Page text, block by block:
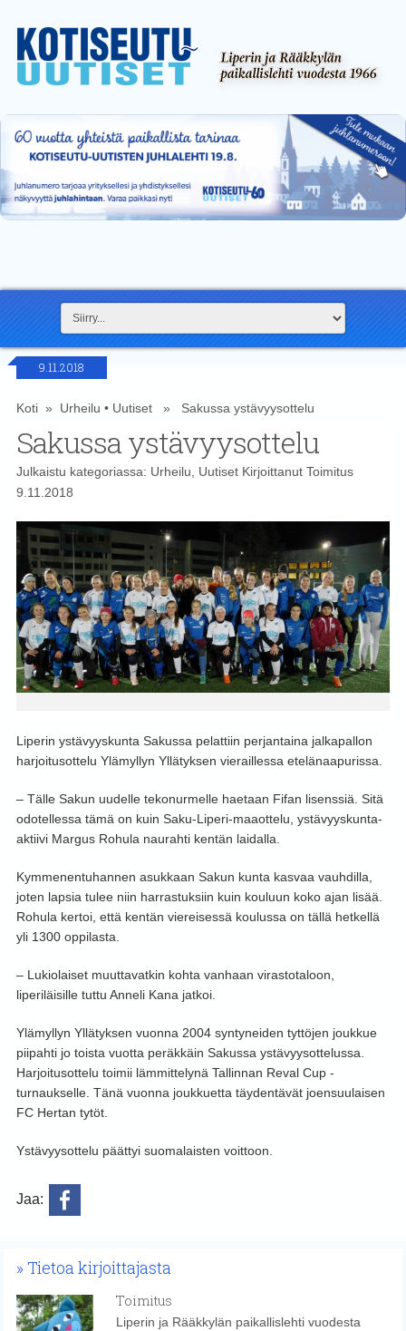
9.11.2018
Koti» Urheilu • Uutiset» Sakussa ystävyysottelu
Sakussa ystävyysottelu
Julkaistu kategoriassa: Urheilu, UutisetKirjoittanut Toimitus
9.11.2018
Liperin ystävyyskunta Sakussa pelattiin perjantaina jalkapallon
harjoitusottelu Ylämyllyn Yllätyksen vieraillessa etelänaapurissa.
– Tälle Sakun uudelle tekonurmelle haetaan Fifan lisenssiä. Sitä
odotellessa tämä on kuin Saku-Liperi-maaottelu, ystävyyskunta-
aktiivi Margus Rohula naurahti kentän laidalla.
Kymmenentuhannen asukkaan Sakun kunta kasvaa vauhdilla,
joten lapsia tulee niin harrastuksiin kuin kouluun koko ajan lisää.
Rohula kertoi, että kentän viereisessä koulussa on tällä hetkellä
yli 1300 oppilasta.
– Lukiolaiset muuttavatkin kohta vanhaan virastotaloon,
liperiläisille tuttu Anneli Kana jatkoi.
Ylämyllyn Yllätyksen vuonna 2004 syntyneiden tyttöjen joukkue
piipahti jo toista vuotta peräkkäin Sakussa ystävyysottelussa.
Harjoitusottelu toimii lämmittelynä Tallinnan Reval Cup -
turnaukselle. Tänä vuonna joukkuetta täydentävät joensuulaisen
FC Hertan tytöt.
Ystävyysottelu päättyi suomalaisten voittoon.
Jaa:
Tietoa kirjoittajasta
Toimitus
Liperin ja Rääkkylän paikallislehti vuodesta